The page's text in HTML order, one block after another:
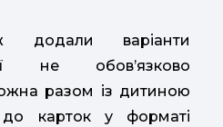
варіанти
не обов’язково
разом із дитиною
карток у форматі